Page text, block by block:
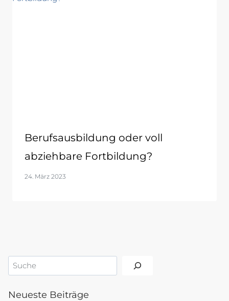
Berufsausbildung oder voll
abziehbare Fortbildung?
24. März 2023
Suchen
Neueste Beiträge